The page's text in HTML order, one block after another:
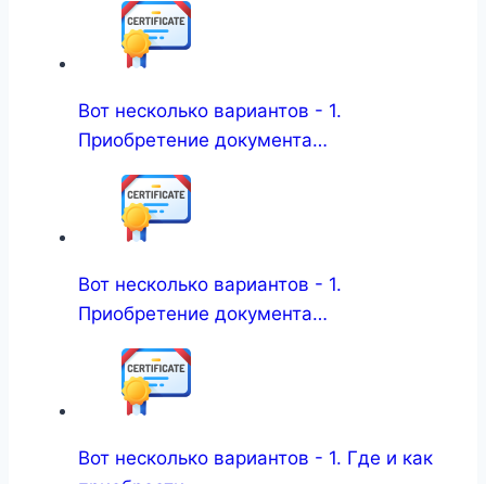
Вот несколько вариантов - 1.
Приобретение документа…
Вот несколько вариантов - 1.
Приобретение документа…
Вот несколько вариантов - 1. Где и как